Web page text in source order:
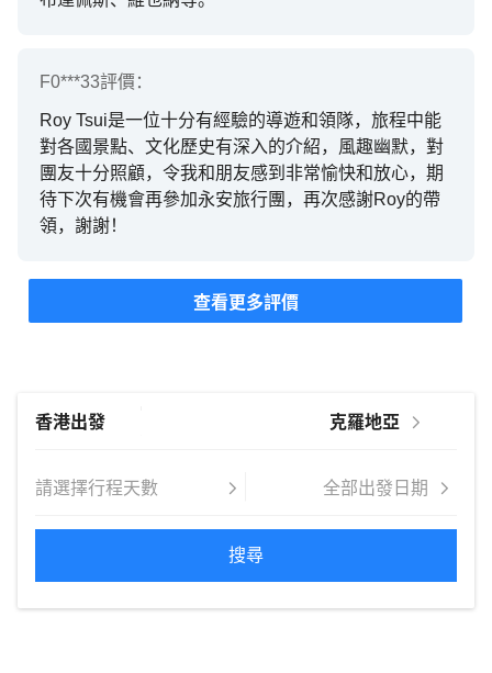
F0***33評價：
Roy Tsui是一位十分有經驗的導遊和領隊，旅程中能
對各國景點、文化歷史有深入的介紹，風趣幽默，對
團友十分照顧，令我和朋友感到非常愉快和放心，期
待下次有機會再參加永安旅行團，再次感謝Roy的帶
領，謝謝！
查看更多評價
搜尋